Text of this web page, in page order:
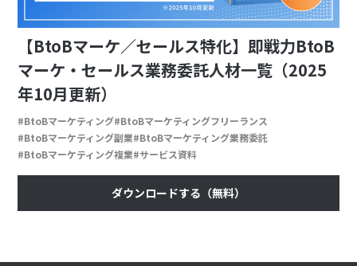
【BtoBマーケ／セールス特化】即戦力BtoB
マーケ・セールス業務委託人材一覧（2025
年10月更新）
BtoBマーケティング BtoBマーケティングフリーランス
BtoBマーケティング副業 BtoBマーケティング業務委託
BtoBマーケティング複業 サービス資料
ダウンロードする（無料）